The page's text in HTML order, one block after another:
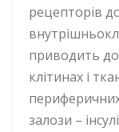
рецепторів
приводить
клітинах і
залози –